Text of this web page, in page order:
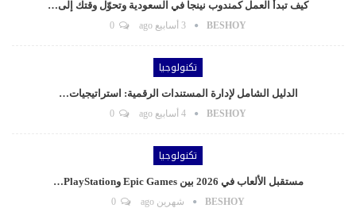
كيف تبدأ العمل كمندوب نينجا في السعودية وتحوّل وقتك إلى…
BESHOY 3 أسابيع ago
تكنولوجيا
الدليل الشامل لإدارة المستندات الرقمية: استراتيجيات…
BESHOY 4 أسابيع ago
تكنولوجيا
مستقبل الألعاب في 2026 بين Epic Games وPlayStation…
BESHOY شهرين ago